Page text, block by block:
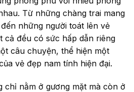
Từ những chàng trai mang
những người toát lên vẻ
cả đều có sức hấp dẫn riêng
câu chuyện, thể hiện một
vẻ đẹp nam tính hiện đại.
chỉ nằm ở gương mặt mà còn ở